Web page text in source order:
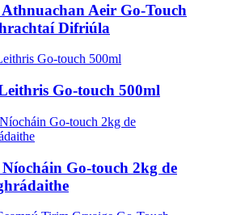
Aeir Go-Touch
Difriúla
Go-touch 500ml
Go-touch 2kg de